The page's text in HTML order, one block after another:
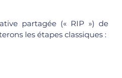
partagée (« RIP ») de
les étapes classiques :